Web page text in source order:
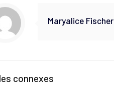
Maryalice Fischer
connexes